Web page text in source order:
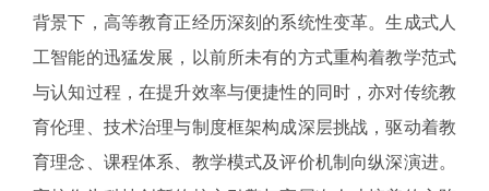
背景下，高等教育正经历深刻的系统性变革。生成式人
工智能的迅猛发展，以前所未有的方式重构着教学范式
与认知过程，在提升效率与便捷性的同时，亦对传统教
育伦理、技术治理与制度框架构成深层挑战，驱动着教
育理念、课程体系、教学模式及评价机制向纵深演进。